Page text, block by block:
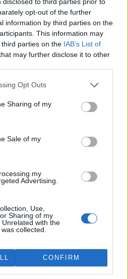
opt-out of the further
information by third parties on the
This information may
parties on the IAB’s List of
may further disclose it to other
Opt Outs
Sharing of my
Sale of my
my
Advertising.
Use,
Sharing of my
with the
collected.
CONFIRM
Jak poznáme, že nastal čas říci si
ji hledat? I o tom jsme hovořili s
a facilitátorem zabývajícím se
probíhající klimatické krize a
přírody Vilém Jurek o
)
Vilém Jurek je krajinný ekolog,
který zasvětil svůj profesní
končící projekt LIFE South
stepních biotopů na jižní
invazních druzích, složitých
i o tom, proč je důležité
vidět hned. A také o tom, co ho k
pro Kamenný vrch a jakou roli v
Tamní ekosystémy nejsou
připraveny, říká Martin
Sumec velký (Silurus glanis) je